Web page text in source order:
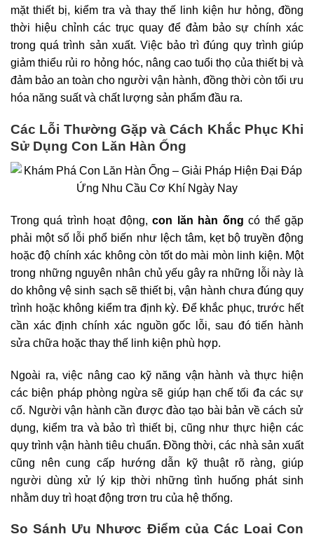
mặt thiết bị, kiểm tra và thay thế linh kiện hư hỏng, đồng
thời hiệu chỉnh các trục quay để đảm bảo sự chính xác
trong quá trình sản xuất. Việc bảo trì đúng quy trình giúp
giảm thiểu rủi ro hỏng hóc, nâng cao tuổi thọ của thiết bị và
đảm bảo an toàn cho người vận hành, đồng thời còn tối ưu
hóa năng suất và chất lượng sản phẩm đầu ra.
Các Lỗi Thường Gặp và Cách Khắc Phục Khi
Sử Dụng Con Lăn Hàn Ống
Trong quá trình hoạt động,con lăn hàn ống có thể gặp
phải một số lỗi phổ biến như lệch tâm, kẹt bộ truyền động
hoặc độ chính xác không còn tốt do mài mòn linh kiện. Một
trong những nguyên nhân chủ yếu gây ra những lỗi này là
do không vệ sinh sạch sẽ thiết bị, vận hành chưa đúng quy
trình hoặc không kiểm tra định kỳ. Để khắc phục, trước hết
cần xác định chính xác nguồn gốc lỗi, sau đó tiến hành
sửa chữa hoặc thay thế linh kiện phù hợp.
Ngoài ra, việc nâng cao kỹ năng vận hành và thực hiện
các biện pháp phòng ngừa sẽ giúp hạn chế tối đa các sự
cố. Người vận hành cần được đào tạo bài bản về cách sử
dụng, kiểm tra và bảo trì thiết bị, cũng như thực hiện các
quy trình vận hành tiêu chuẩn. Đồng thời, các nhà sản xuất
cũng nên cung cấp hướng dẫn kỹ thuật rõ ràng, giúp
người dùng xử lý kịp thời những tình huống phát sinh
nhằm duy trì hoạt động trơn tru của hệ thống.
So Sánh Ưu Nhược Điểm của Các Loại Con